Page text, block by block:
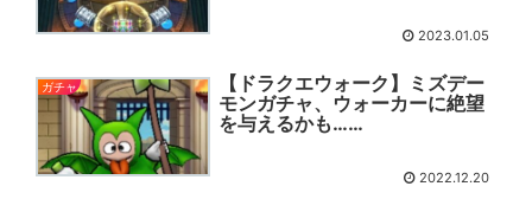
2023.01.05
ガチャ
【ドラクエウォーク】ミズデー
モンガチャ、ウォーカーに絶望
を与えるかも……
2022.12.20